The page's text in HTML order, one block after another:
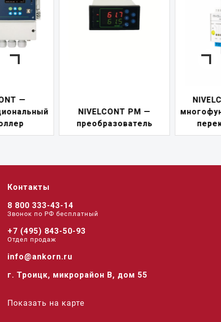
NIVELCONT PM —
преобразователь
NIVELCONT PKK —
переключатель
Контакты
8 800 333-43-14
Звонок по РФ беcплатный
+7 (495) 843-50-93
Отдел продаж
info@ankorn.ru
г. Троицк, микрорайон В, дом 55
Показать на карте